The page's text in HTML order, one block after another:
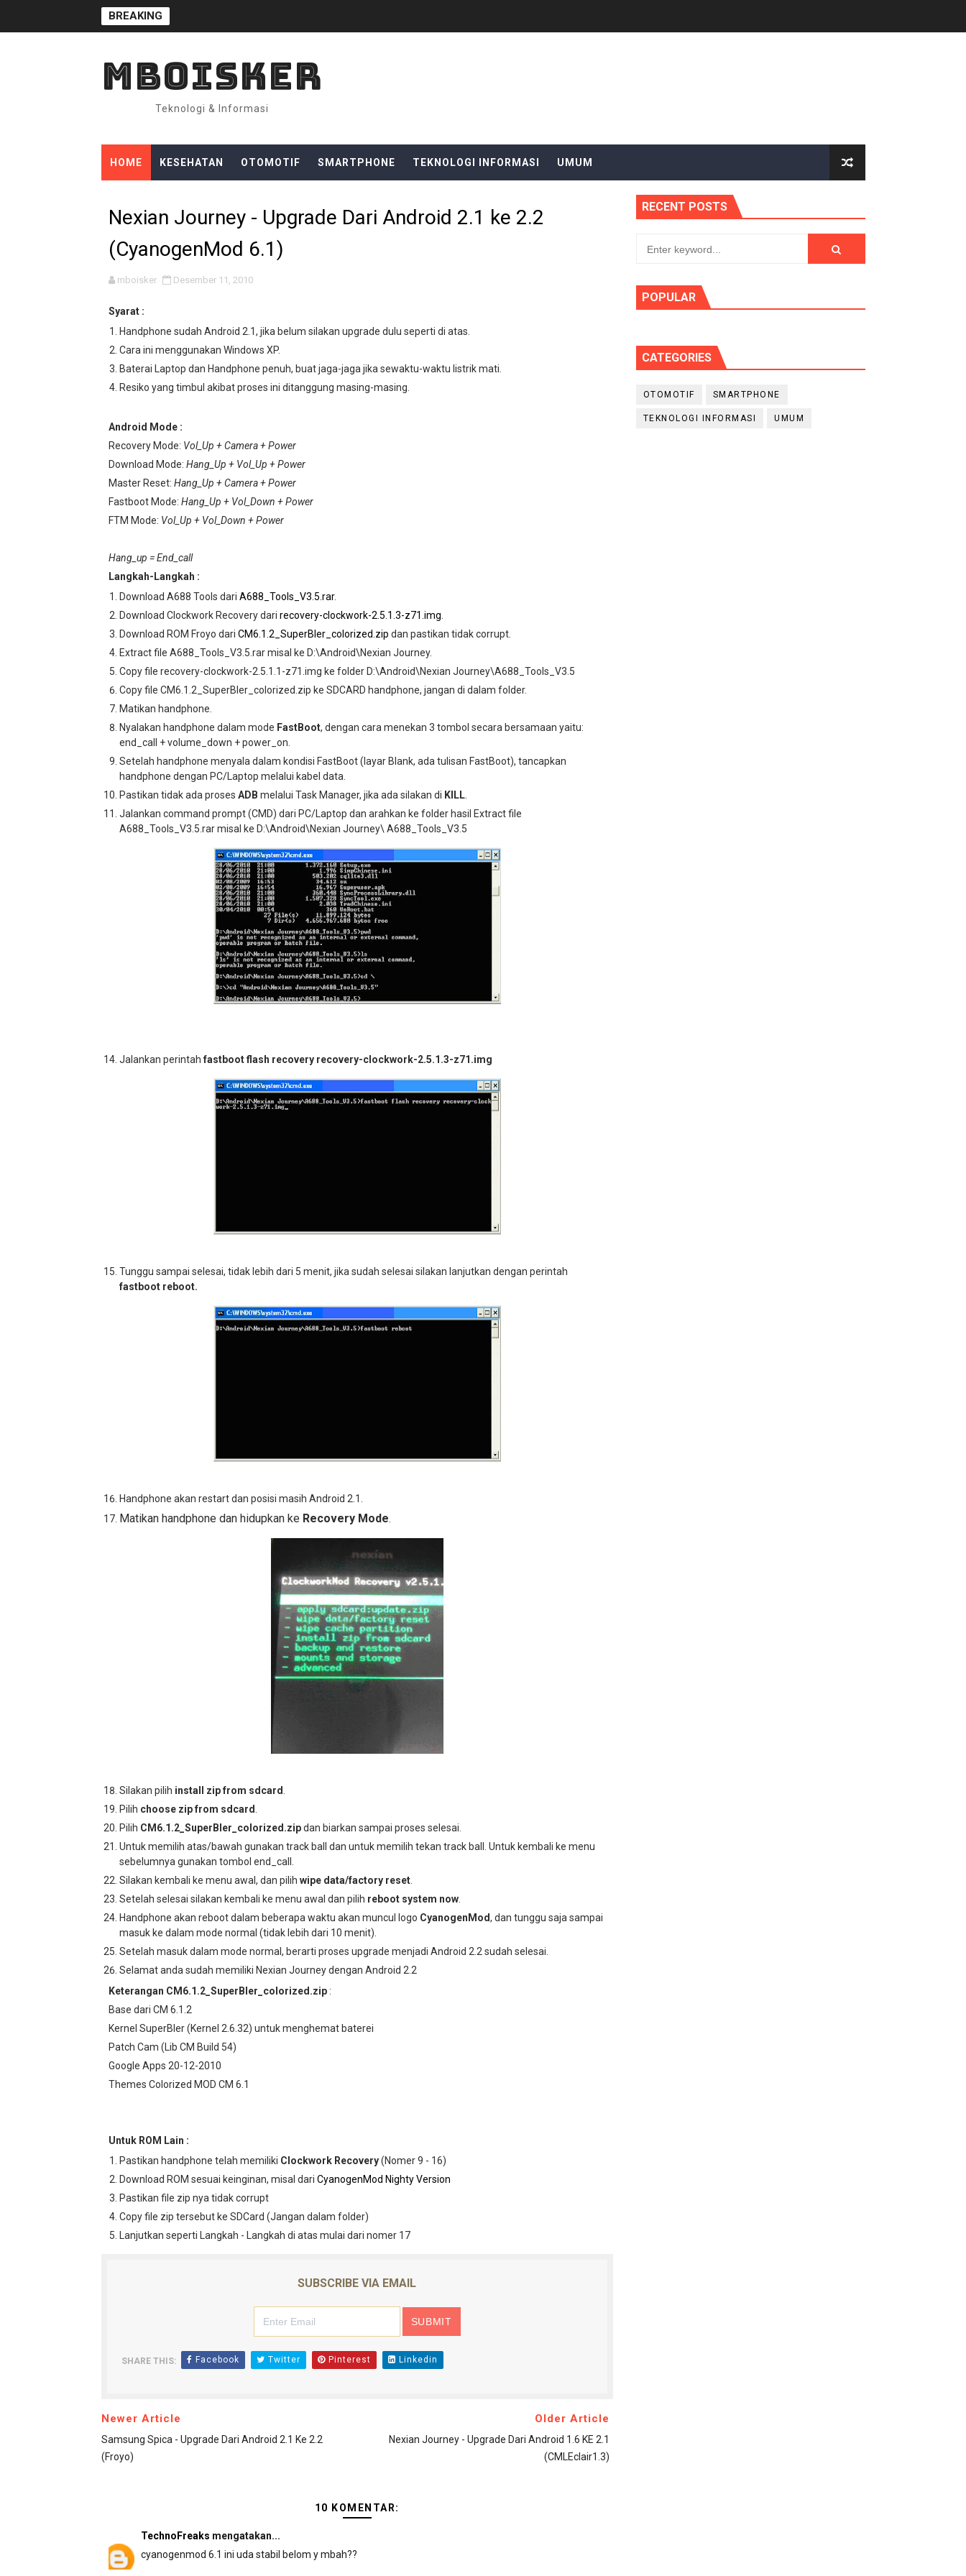
BREAKING
MBOISKER
Teknologi & Informasi
HOME KESEHATAN OTOMOTIF SMARTPHONE TEKNOLOGI INFORMASI UMUM
Nexian Journey - Upgrade Dari Android 2.1 ke 2.2
(CyanogenMod 6.1)
mboisker Desember 11, 2010
Syarat :
Handphone sudah Android 2.1, jika belum silakan upgrade dulu seperti di atas.
Cara ini menggunakan Windows XP.
Baterai Laptop dan Handphone penuh, buat jaga-jaga jika sewaktu-waktu listrik mati.
Resiko yang timbul akibat proses ini ditanggung masing-masing.
Android Mode :
Recovery Mode: Vol_Up + Camera + Power
Download Mode: Hang_Up + Vol_Up + Power
Master Reset: Hang_Up + Camera + Power
Fastboot Mode: Hang_Up + Vol_Down + Power
FTM Mode: Vol_Up + Vol_Down + Power
Hang_up = End_call
Langkah-Langkah :
Download A688 Tools dari A688_Tools_V3.5.rar.
Download Clockwork Recovery dari recovery-clockwork-2.5.1.3-z71.img
Download ROM Froyo dari CM6.1.2_SuperBler_colorized.zip dan pastikan tidak corrupt.
Extract file A688_Tools_V3.5.rar misal ke D:\Android\Nexian Journey.
Copy file recovery-clockwork-2.5.1.1-z71.img ke folder D:\Android\Nexian Journey\A688_Tools_V3.5
Copy file CM6.1.2_SuperBler_colorized.zip ke SDCARD handphone, jangan di dalam folder.
Matikan handphone.
Nyalakan handphone dalam mode FastBoot, dengan cara menekan 3 tombol secara bersamaan yaitu:
end_call + volume_down + power_on.
Setelah handphone menyala dalam kondisi FastBoot (layar Blank, ada tulisan FastBoot), tancapkan
handphone dengan PC/Laptop melalui kabel data.
Pastikan tidak ada proses ADB melalui Task Manager, jika ada silakan di KILL.
Jalankan command prompt (CMD) dari PC/Laptop dan arahkan ke folder hasil Extract file
A688_Tools_V3.5.rar misal ke D:\Android\Nexian Journey\ A688_Tools_V3.5
Jalankan perintah fastboot flash recovery recovery-clockwork-2.5.1.3-z71.img
Tunggu sampai selesai, tidak lebih dari 5 menit, jika sudah selesai silakan lanjutkan dengan perintah
fastboot reboot.
Handphone akan restart dan posisi masih Android 2.1.
Matikan handphone dan hidupkan ke Recovery Mode
Silakan pilih install zip from sdcard
Pilih choose zip from sdcard
Pilih CM6.1.2_SuperBler_colorized.zipdan biarkan sampai proses selesai.
Untuk memilih atas/bawah gunakan track ball dan untuk memilih tekan track ball. Untuk kembali ke menu
sebelumnya gunakan tombol end_call.
Silakan kembali ke menu awal, dan pilih wipe data/factory reset.
Setelah selesai silakan kembali ke menu awal dan pilih reboot system now.
Handphone akan reboot dalam beberapa waktu akan muncul logo CyanogenMod, dan tunggu saja sampai
masuk ke dalam mode normal (tidak lebih dari 10 menit).
Setelah masuk dalam mode normal, berarti proses upgrade menjadi Android 2.2 sudah selesai.
Selamat anda sudah memiliki Nexian Journey dengan Android 2.2
Keterangan CM6.1.2_SuperBler_colorized.zip :
Base dari CM 6.1.2
Kernel SuperBler (Kernel 2.6.32) untuk menghemat baterei
Patch Cam (Lib CM Build 54)
Google Apps 20-12-2010
Themes Colorized MOD CM 6.1
Untuk ROM Lain :
Pastikan handphone telah memiliki Clockwork Recovery(Nomer 9 - 16)
Download ROM sesuai keinginan, misal dari CyanogenMod Nighty Version
Pastikan file zip nya tidak corrupt
Copy file zip tersebut ke SDCard (Jangan dalam folder)
Lanjutkan seperti Langkah - Langkah di atas mulai dari nomer 17
SUBSCRIBE VIA EMAIL
SHARE THIS: Facebook Twitter Pinterest Linkedin
Newer Article
Samsung Spica - Upgrade Dari Android 2.1 Ke 2.2
(Froyo)
Older Article
Nexian Journey - Upgrade Dari Android 1.6 KE 2.1
(CMLEclair1.3)
10 KOMENTAR:
TechnoFreaks mengatakan...
cyanogenmod 6.1 ini uda stabil belom y mbah??
RECENT POSTS
POPULAR
CATEGORIES
OTOMOTIF SMARTPHONE
TEKNOLOGI INFORMASI UMUM